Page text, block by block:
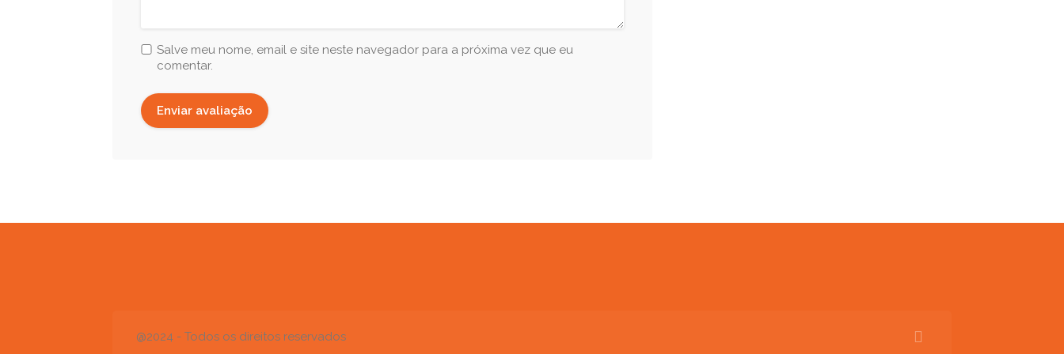
Salve meu nome, email e site neste navegador para a próxima vez que eu
comentar.
@2024 - Todos os direitos reservados